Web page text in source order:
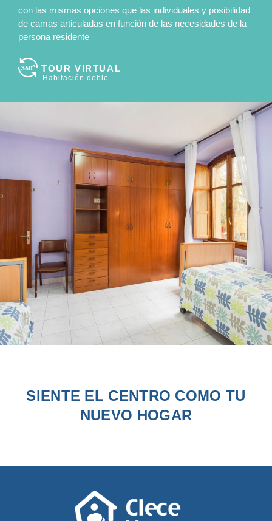
con las mismas opciones que las individuales y posibilidad
de camas articuladas en función de las necesidades de la
persona residente
TOUR VIRTUAL
Habitación doble
SIENTE EL CENTRO COMO TU
NUEVO HOGAR